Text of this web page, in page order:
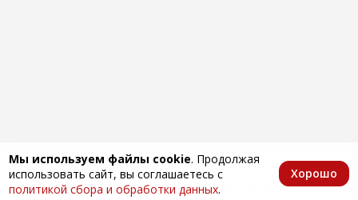
Мы используем файлы cookie. Продолжая
использовать сайт, вы соглашаетесь с
политикой сбора и обработки данных.
Хорошо
Главная КаталогИзбранноеКорзина Аккаунт